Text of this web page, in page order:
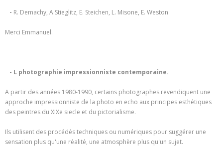
- R. Demachy, A.Stieglitz, E. Steichen, L. Misone, E. Weston
Merci Emmanuel.
- L photographie impressionniste contemporaine.
A partir des années 1980-1990, certains photographes revendiquent une
approche impressionniste de la photo en echo aux principes esthétiques
des peintres du XIXe siecle et du pictorialisme.
Ils utilisent des procédés techniques ou numériques pour suggérer une
sensation plus qu'une réalité, une atmosphère plus qu'un sujet.